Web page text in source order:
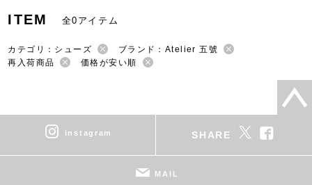
ITEM 全0アイテム
カテゴリ：シューズ
ブランド：Atelier 五號
再入荷商品
価格が安い順
instagram SHARE
MAIL